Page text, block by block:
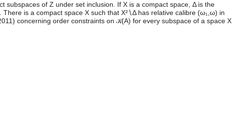
of Z under set inclusion. If X is a compact space, Δ is the
is a compact space X such that X²∖Δ has relative calibre (ω₁,ω) in
concerning order constraints on 𝒦(A) for every subspace of a space X